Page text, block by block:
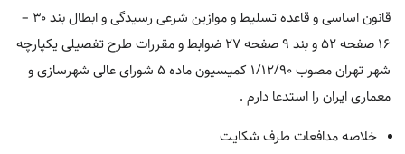
قانون اساسی و قاعده تسلیط و موازین شرعی رسیدگی و ابطال بند ۳۰ –
۱۶ صفحه ۵۲ و بند ۹ صفحه ۲۷ ضوابط و مقررات طرح تفصیلی یکپارچه
شهر تهران مصوب ۱/۱۲/۹۰ کمیسیون ماده ۵ شورای عالی شهرسازی و
معماری ایران را استدعا دارم .
خلاصه مدافعات طرف شکایت